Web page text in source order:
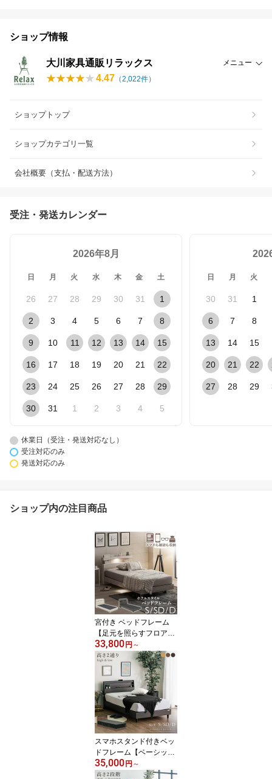
ショップ情報
大川家具通販リラックス メニュー
4.47 （2,022件）
ショップトップ
ショップカテゴリ一覧
会社概要（支払・配送方法）
受注・発送カレンダー
2026年8月
日 月 火 水 木 金 土
26 27 28 29 30 31 1
2 3 4 5 6 7 8
9 10 11 12 13 14 15
16 17 18 19 20 21 22
23 24 25 26 27 28 29
30 31 1 2 3 4 5
日 月 火
30 31 1
6 7 8
13 14 15
20 21 22
27 28 29
休業日（受注・発送対応なし）
受注対応のみ
発送対応のみ
ショップ内の注目商品
宮付き ベッドフレーム
【足元を照らすフロアラ
イト付き】LED コンセン
ト ブックスタンド ティ
ッシュ入れ シングル/セ
ミダブル/ダブル 北欧 お
掃除ロボット対応
33,800円 ～
スマホスタンド付きベッ
ドフレーム【ベーシック
宮付きタイプ】シングル
セミダブル ダブル ベッ
35,000円 ～